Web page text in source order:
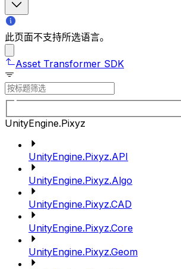
此页面不支持所选语言。
Asset Transformer SDK
UnityEngine.Pixyz
UnityEngine.Pixyz.API
UnityEngine.Pixyz.Algo
UnityEngine.Pixyz.CAD
UnityEngine.Pixyz.Core
UnityEngine.Pixyz.Geom